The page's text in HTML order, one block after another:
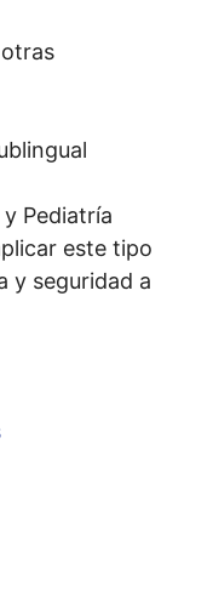
Pediatría
este tipo
y seguridad a